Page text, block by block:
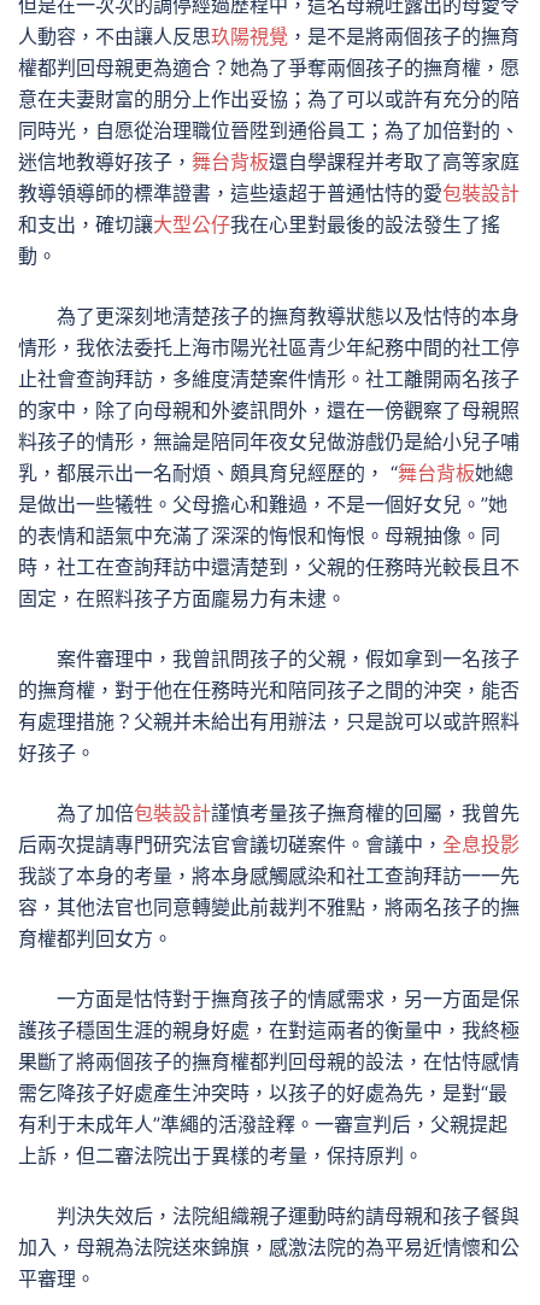
但是在一次次的調停經過歷程中，這名母親吐露出的母愛令
人動容，不由讓人反思玖陽視覺 ，是不是將兩個孩子的撫育
權都判回母親更為適合？她為了爭奪兩個孩子的撫育權，愿
意在夫妻財富的朋分上作出妥協；為了可以或許有充分的陪
同時光，自愿從治理職位晉陞到通俗員工；為了加倍對的、
迷信地教導好孩子， 舞台背板還自學課程并考取了高等家庭
教導領導師的標準證書，這些遠超于普通怙恃的愛包裝設計
和支出，確切讓大型公仔我在心里對最後的設法發生了搖
動。
為了更深刻地清楚孩子的撫育教導狀態以及怙恃的本身
情形，我依法委托上海市陽光社區青少年紀務中間的社工停
止社會查詢拜訪，多維度清楚案件情形。社工離開兩名孩子
的家中，除了向母親和外婆訊問外，還在一傍觀察了母親照
料孩子的情形，無論是陪同年夜女兒做游戲仍是給小兒子哺
乳，都展示出一名耐煩、頗具育兒經歷的， “舞台背板她總
是做出一些犧牲。父母擔心和難過，不是一個好女兒。”她
的表情和語氣中充滿了深深的悔恨和悔恨。母親抽像。同
時，社工在查詢拜訪中還清楚到，父親的任務時光較長且不
固定，在照料孩子方面龐易力有未逮。
案件審理中，我曾訊問孩子的父親，假如拿到一名孩子
的撫育權，對于他在任務時光和陪同孩子之間的沖突，能否
有處理措施？父親并未給出有用辦法，只是說可以或許照料
好孩子。
為了加倍包裝設計謹慎考量孩子撫育權的回屬，我曾先
后兩次提請專門研究法官會議切磋案件。會議中， 全息投影
我談了本身的考量，將本身感觸感染和社工查詢拜訪一一先
容，其他法官也同意轉變此前裁判不雅點，將兩名孩子的撫
育權都判回女方。
一方面是怙恃對于撫育孩子的情感需求，另一方面是保
護孩子穩固生涯的親身好處，在對這兩者的衡量中，我終極
果斷了將兩個孩子的撫育權都判回母親的設法，在怙恃感情
需乞降孩子好處產生沖突時，以孩子的好處為先，是對“最
有利于未成年人”準繩的活潑詮釋。一審宣判后，父親提起
上訴，但二審法院出于異樣的考量，保持原判。
判決失效后，法院組織親子運動時約請母親和孩子餐與
加入，母親為法院送來錦旗，感激法院的為平易近情懷和公
平審理。